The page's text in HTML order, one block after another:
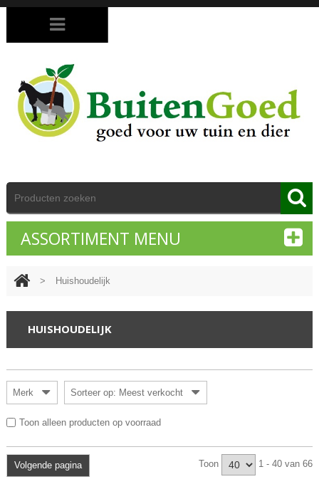
ASSORTIMENT MENU
> Huishoudelijk
HUISHOUDELIJK
Merk Sorteer op: Meest verkocht
Toon alleen producten op voorraad
Volgende pagina Toon 1 - 40 van 66